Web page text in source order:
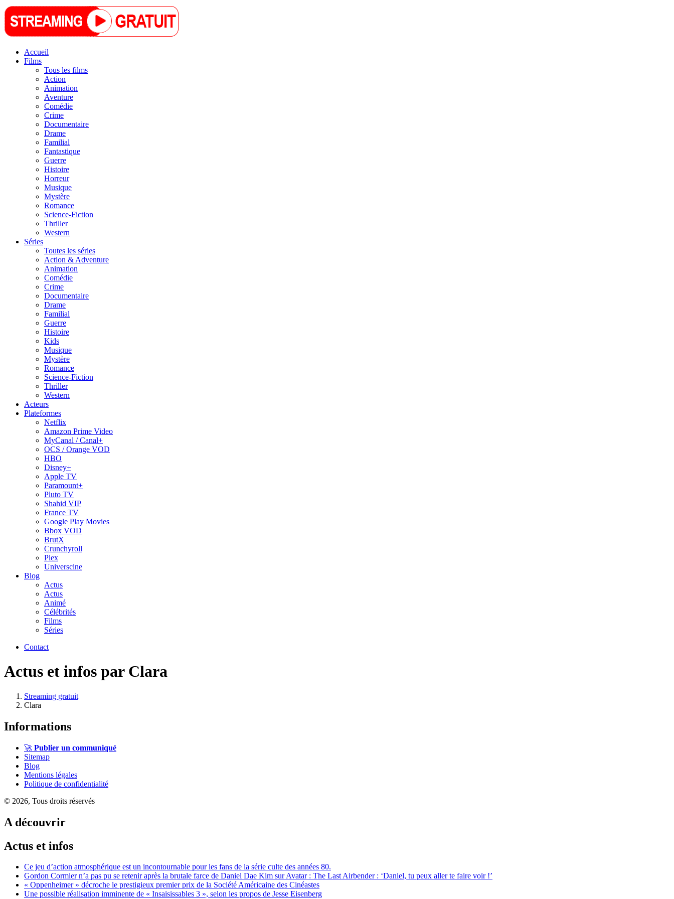
Accueil
Films
Tous les films
Action
Animation
Aventure
Comédie
Crime
Documentaire
Drame
Familial
Fantastique
Guerre
Histoire
Horreur
Musique
Mystère
Romance
Science-Fiction
Thriller
Western
Séries
Toutes les séries
Action & Adventure
Animation
Comédie
Crime
Documentaire
Drame
Familial
Guerre
Histoire
Kids
Musique
Mystère
Romance
Science-Fiction
Thriller
Western
Acteurs
Plateformes
Netflix
Amazon Prime Video
MyCanal / Canal+
OCS / Orange VOD
HBO
Disney+
Apple TV
Paramount+
Pluto TV
Shahid VIP
France TV
Google Play Movies
Bbox VOD
BrutX
Crunchyroll
Plex
Universcine
Blog
Actus
Actus
Animé
Célébrités
Films
Séries
Contact
Actus et infos par Clara
Streaming gratuit
Clara
Informations
🚀 Publier un communiqué
Sitemap
Blog
Mentions légales
Politique de confidentialité
© 2026, Tous droits réservés
A découvrir
Actus et infos
Ce jeu d’action atmosphérique est un incontournable pour les fans de la série culte des années 80.
Gordon Cormier n’a pas pu se retenir après la brutale farce de Daniel Dae Kim sur Avatar : The Last Airbender : ‘Daniel, tu peux aller te faire voir !’
« Oppenheimer » décroche le prestigieux premier prix de la Société Américaine des Cinéastes
Une possible réalisation imminente de « Insaisissables 3 », selon les propos de Jesse Eisenberg